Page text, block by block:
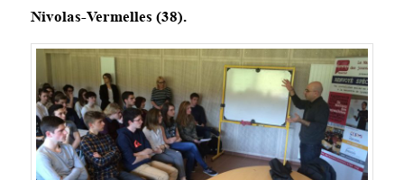
Nivolas-Vermelles (38).